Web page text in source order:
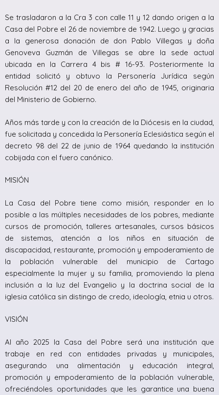
Se trasladaron a la Cra 3 con calle 11 y 12 dando origen a la
Casa del Pobre el 26 de noviembre de 1942. Luego y gracias
a la generosa donación de don Pablo Villegas y doña
Genoveva Guzmán de Villegas se abre la sede actual
ubicada en la Carrera 4 bis # 16-93. Posteriormente la
entidad solicitó y obtuvo la Personería Jurídica según
Resolución #12 del 20 de enero del año de 1945, originaria
del Ministerio de Gobierno.
Años más tarde y con la creación de la Diócesis en la ciudad,
fue solicitada y concedida la Personería Eclesiástica según el
decreto 98 del 22 de junio de 1964 quedando la institución
cobijada con el fuero canónico.
MISIÓN
La Casa del Pobre tiene como misión, responder en lo
posible a las múltiples necesidades de los pobres, mediante
cursos de promoción, talleres artesanales, cursos básicos
de sistemas, atención a los niños en situación de
discapacidad, restaurante, promoción y empoderamiento de
la población vulnerable del municipio de Cartago
especialmente la mujer y su familia, promoviendo la plena
inclusión a la luz del Evangelio y la doctrina social de la
iglesia católica sin distingo de credo, ideología, etnia u otros.
VISIÓN
Al año 2025 la Casa del Pobre será una institución que
trabaje en red con entidades privadas y municipales,
asegurando una alimentación y educación integral,
promoción y empoderamiento de la población vulnerable,
ofreciéndoles oportunidades que les garantice una buena